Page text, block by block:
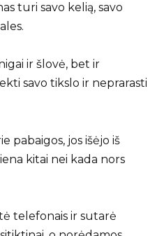
turi savo kelią, savo
ir šlovė, bet ir
savo tikslo ir neprarasti
pabaigos, jos išėjo iš
kitai nei kada nors
telefonais ir sutarė